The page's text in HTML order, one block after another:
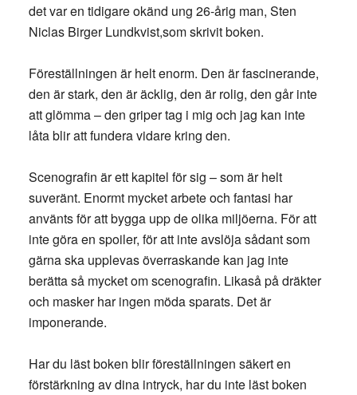
det var en tidigare okänd ung 26-årig man, Sten
Niclas Birger Lundkvist,som skrivit boken.
Föreställningen är helt enorm. Den är fascinerande,
den är stark, den är äcklig, den är rolig, den går inte
att glömma – den griper tag i mig och jag kan inte
låta blir att fundera vidare kring den.
Scenografin är ett kapitel för sig – som är helt
suveränt. Enormt mycket arbete och fantasi har
använts för att bygga upp de olika miljöerna. För att
inte göra en spoiler, för att inte avslöja sådant som
gärna ska upplevas överraskande kan jag inte
berätta så mycket om scenografin. Likaså på dräkter
och masker har ingen möda sparats. Det är
imponerande.
Har du läst boken blir föreställningen säkert en
förstärkning av dina intryck, har du inte läst boken